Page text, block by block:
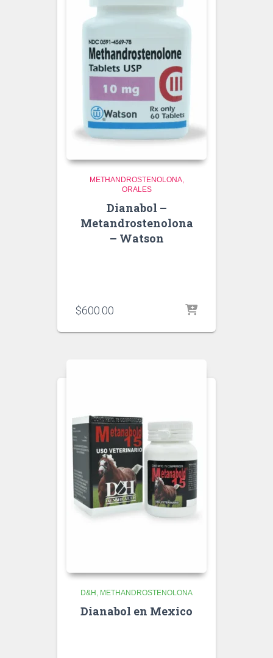
METHANDROSTENOLONA
ORALES
Dianabol –
Metandrostenolona
– Watson
$600.00
D&H METHANDROSTENOLONA
Dianabol en Mexico